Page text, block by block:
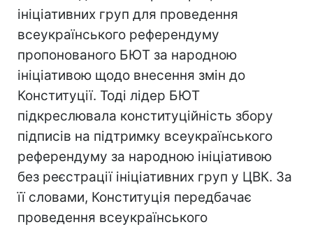
ініціативних груп для проведення
всеукраїнського референдуму
пропонованого БЮТ за народною
ініціативою щодо внесення змін до
Конституції. Тоді лідер БЮТ
підкреслювала конституційність збору
підписів на підтримку всеукраїнського
референдуму за народною ініціативою
без реєстрації ініціативних груп у ЦВК. За
її словами, Конституція передбачає
проведення всеукраїнського